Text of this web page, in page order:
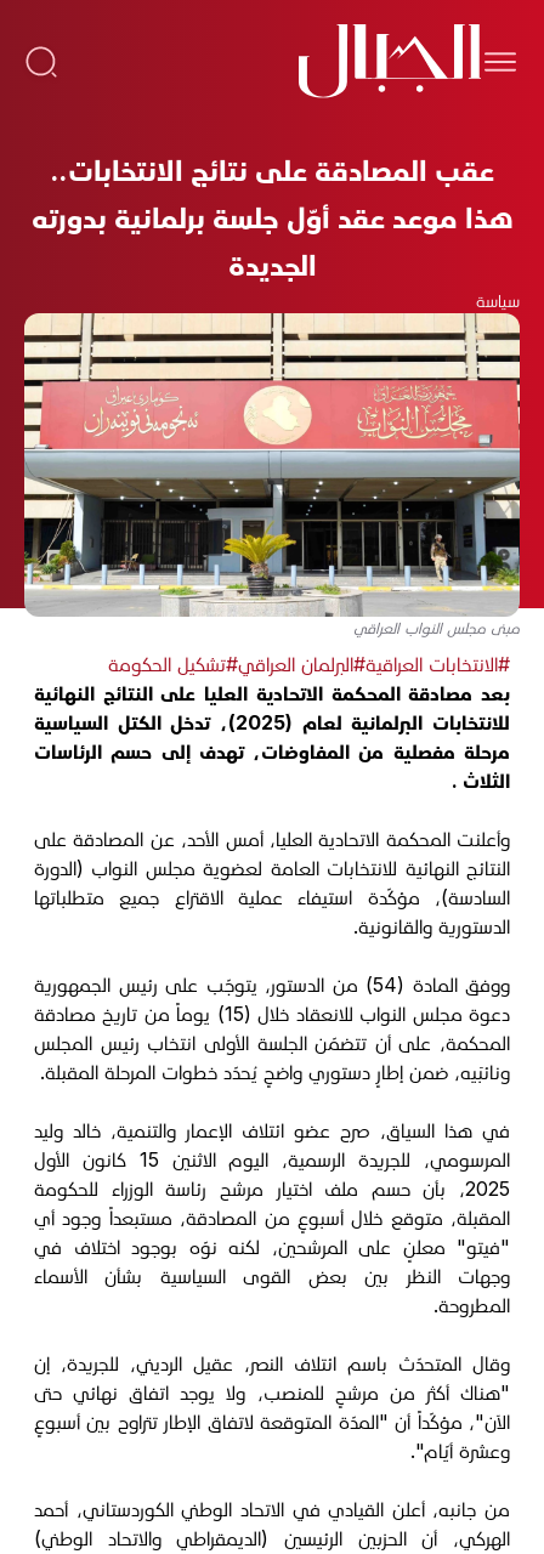
عقب المصادقة على نتائج الانتخابات..
هذا موعد عقد أوّل جلسة برلمانية بدورته
الجديدة
سياسة
مبنى مجلس النواب العراقي
#الانتخابات العراقية#البرلمان العراقي#تشكيل الحكومة
بعد مصادقة المحكمة الاتحادية العليا على النتائج النهائية
للانتخابات البرلمانية لعام (2025)، تدخل الكتل السياسية
مرحلة مفصلية من المفاوضات، تهدف إلى حسم الرئاسات
الثلاث .
وأعلنت المحكمة الاتحادية العليا، أمس الأحد، عن المصادقة على
النتائج النهائية للانتخابات العامة لعضوية مجلس النواب (الدورة
السادسة)، مؤكّدة استيفاء عملية الاقتراع جميع متطلباتها
الدستورية والقانونية.
ووفق المادة (54) من الدستور، يتوجّب على رئيس الجمهورية
دعوة مجلس النواب للانعقاد خلال (15) يوماً من تاريخ مصادقة
المحكمة، على أن تتضمّن الجلسة الأولى انتخاب رئيس المجلس
ونائبَيه، ضمن إطارٍ دستوري واضحٍ يُحدّد خطوات المرحلة المقبلة.
في هذا السياق، صرح عضو ائتلاف الإعمار والتنمية، خالد وليد
المرسومي، للجريدة الرسمية، اليوم الاثنين 15 كانون الأول
2025، بأن حسم ملف اختيار مرشح رئاسة الوزراء للحكومة
المقبلة، متوقع خلال أسبوعٍ من المصادقة، مستبعداً وجود أي
"فيتو" معلنٍ على المرشحين، لكنه نوّه بوجود اختلاف في
وجهات النظر بين بعض القوى السياسية بشأن الأسماء
المطروحة.
وقال المتحدّث باسم ائتلاف النصر، عقيل الرديني، للجريدة، إن
"هناك أكثر من مرشحٍ للمنصب، ولا يوجد اتفاق نهائي حتى
الآن"، مؤكّداً أن "المدّة المتوقعة لاتفاق الإطار تتراوح بين أسبوعٍ
وعشرة أيّام".
من جانبه، أعلن القيادي في الاتحاد الوطني الكوردستاني، أحمد
الهركي، أن الحزبين الرئيسين (الديمقراطي والاتحاد الوطني)